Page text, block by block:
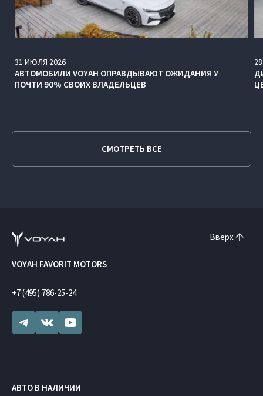
31 ИЮЛЯ 2026
АВТОМОБИЛИ VOYAH ОПРАВДЫВАЮТ ОЖИДАНИЯ У
ПОЧТИ 90% СВОИХ ВЛАДЕЛЬЦЕВ
28
СМОТРЕТЬ ВСЕ
Вверх
VOYAH FAVORIT MOTORS
+7 (495) 786-25-24
АВТО В НАЛИЧИИ